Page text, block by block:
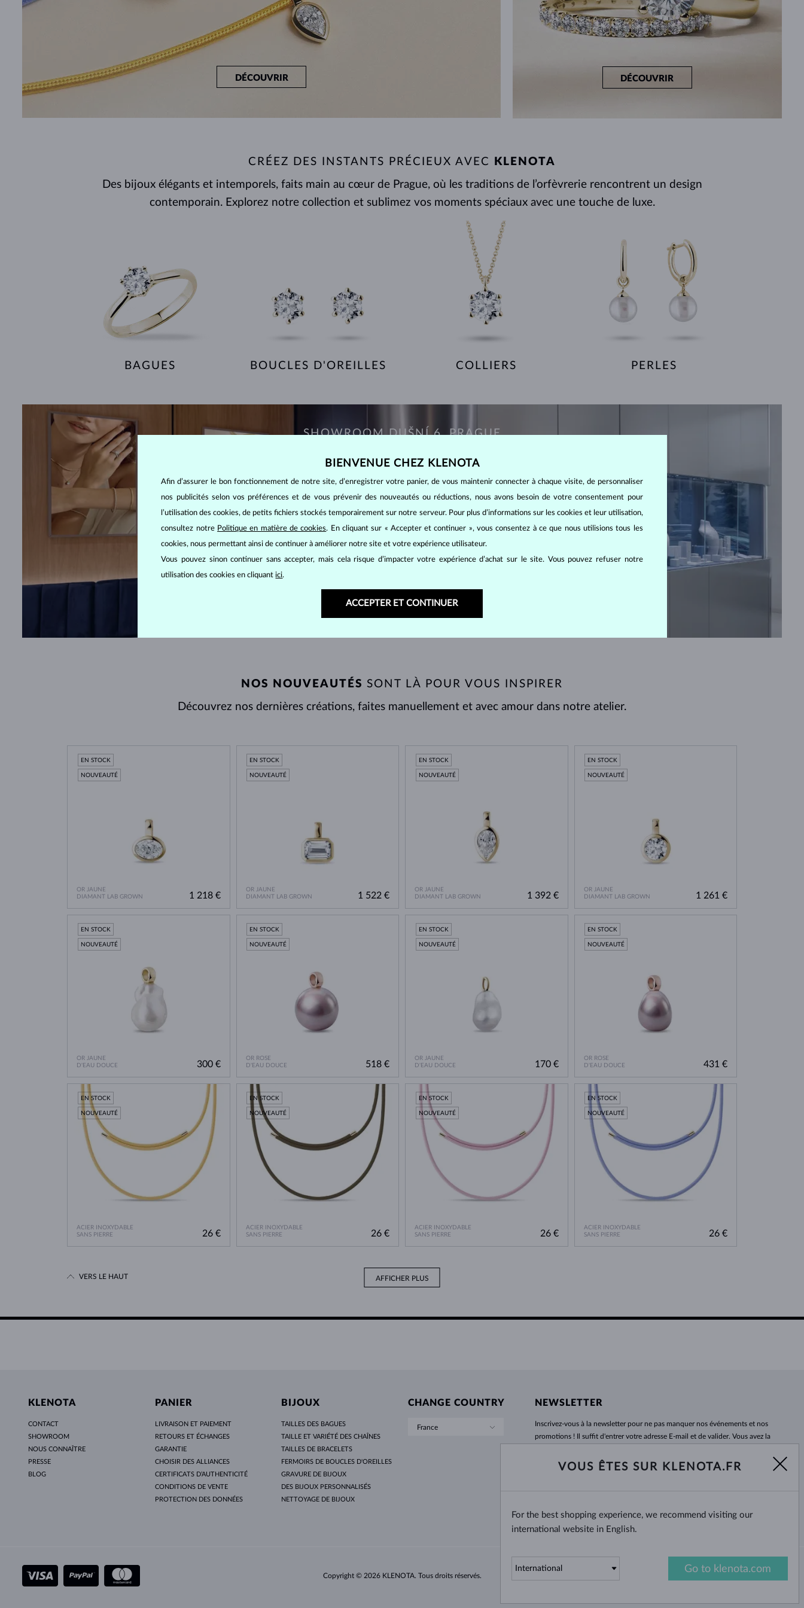
DÉCOUVRIR DÉCOUVRIR
CRÉEZ DES INSTANTS PRÉCIEUX AVEC
KLENOTA
Des bijoux élégants et intemporels, faits main au cœur de Prague, où les traditions de l’orfèvrerie rencontrent un design
contemporain. Explorez notre collection et sublimez vos moments spéciaux avec une touche de luxe.
BAGUES BOUCLES D'OREILLES COLLIERS PERLES
SHOWROOM DUŠNÍ 6, PRAGUE
NOS NOUVEAUTÉS SONT LÀ POUR VOUS INSPIRER
Découvrez nos dernières créations, faites manuellement et avec amour dans notre atelier.
OR JAUNE
DIAMANT LAB GROWN
EN STOCK
NOUVEAUTÉ
1 218 €
OR JAUNE
DIAMANT LAB GROWN
EN STOCK
NOUVEAUTÉ
1 522 €
OR JAUNE
DIAMANT LAB GROWN
EN STOCK
NOUVEAUTÉ
1 392 €
OR JAUNE
DIAMANT LAB GROWN
EN STOCK
NOUVEAUTÉ
1 261 €
OR JAUNE
D'EAU DOUCE
EN STOCK
NOUVEAUTÉ
300 €
OR ROSE
D'EAU DOUCE
EN STOCK
NOUVEAUTÉ
518 €
OR JAUNE
D'EAU DOUCE
EN STOCK
NOUVEAUTÉ
170 €
OR ROSE
D'EAU DOUCE
EN STOCK
NOUVEAUTÉ
431 €
ACIER INOXYDABLE
SANS PIERRE
EN STOCK
NOUVEAUTÉ
26 €
ACIER INOXYDABLE
SANS PIERRE
EN STOCK
NOUVEAUTÉ
26 €
ACIER INOXYDABLE
SANS PIERRE
EN STOCK
NOUVEAUTÉ
26 €
ACIER INOXYDABLE
SANS PIERRE
EN STOCK
NOUVEAUTÉ
26 €
AFFICHER PLUS
VERS LE HAUT
KLENOTA
CONTACT
SHOWROOM
NOUS CONNAÎTRE
PRESSE
BLOG
PANIER
LIVRAISON ET PAIEMENT
RETOURS ET ÉCHANGES
GARANTIE
CHOISIR DES ALLIANCES
CERTIFICATS D’AUTHENTICITÉ
CONDITIONS DE VENTE
PROTECTION DES DONNÉES
BIJOUX
TAILLES DES BAGUES
TAILLE ET VARIÉTÉ DES CHAÎNES
TAILLES DE BRACELETS
FERMOIRS DE BOUCLES D'OREILLES
GRAVURE DE BIJOUX
DES BIJOUX PERSONNALISÉS
NETTOYAGE DE BIJOUX
CHANGE COUNTRY
France
NEWSLETTER
Inscrivez-vous àla newsletter pour ne pas manquer nos événements et nos
promotions ! Il suffit d'entrer votre adresse E-mail et de valider. Vous avez la
impatience.
Oui, je veux recevoir desnouvelles intéressantes par e-mail.
Copyright © 2026 KLENOTA. Tous droits réservés.
BIENVENUE CHEZ KLENOTA
Afin d’assurer le bon fonctionnement de notre site, d’enregistrer votre panier, de vous maintenir connecter à chaque visite, de personnaliser
nos publicités selon vos préférences et de vous prévenir des nouveautés ou réductions, nous avons besoin de votre consentement pour
l’utilisation des cookies, de petits fichiers stockés temporairement sur notre serveur. Pour plus d’informations sur les cookies et leur utilisation,
consultez notre Politique en matière de cookies. En cliquant sur « Accepter et continuer », vous consentez à ce que nous utilisions tous les
cookies, nous permettant ainsi de continuer à améliorer notre site et votre expérience utilisateur.
Vous pouvez sinon continuer sans accepter, mais cela risque d’impacter votre expérience d’achat sur le site. Vous pouvez refuser notre
utilisation des cookies en cliquantici.
ACCEPTER ET CONTINUER
VOUS ÊTES SUR KLENOTA.FR
For the best shopping experience, we recommend visiting our
international website in English.
Go to klenota.com